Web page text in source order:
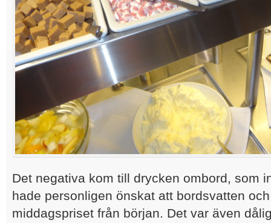
Det negativa kom till drycken ombord, som
hade personligen önskat att bordsvatten
middagspriset från början. Det var även